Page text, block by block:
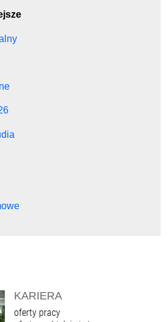
KARIERA
oferty pracy